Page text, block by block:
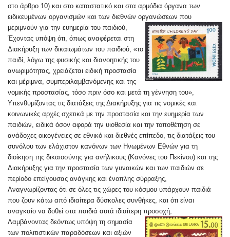
στο άρθρο 10) και στο καταστατικό και στα αρμόδια όργανα των
ειδικευμένων οργανισμών και των διεθνών οργανώσεων που
μεριμνούν για την ευημερία του παιδιού,
Έχοντας υπόψη ότι, όπως αναφέρεται στη
Διακήρυξη των δικαιωμάτων του παιδιού, «το
παιδί, λόγω της φυσικής και διανοητικής του
ανωριμότητας, χρειάζεται ειδική προστασία
και μέριμνα, συμπεριλαμβανόμενης και της
νομικής προστασίας, τόσο πριν όσο και μετά τη γέννηση του»,
Υπενθυμίζοντας τις διατάξεις της Διακήρυξης για τις νομικές και
κοινωνικές αρχές σχετικά με την προστασία και την ευημερία των
παιδιών, ειδικά όσον αφορά την υιοθεσία και την τοποθέτηση σε
ανάδοχες οικογένειες σε εθνικό και διεθνές επίπεδο, τις διατάξεις του
συνόλου των ελάχιστον κανόνων των Ηνωμένων Εθνών για τη
διοίκηση της δικαιοσύνης για ανήλικους (Κανόνες του Πεκίνου) και της
Διακήρυξης για την προστασία των γυναικών και των παιδιών σε
περίοδο επείγουσας ανάγκης και ένοπλης σύρραξης,
Αναγνωρίζοντας ότι σε όλες τις χώρες του κόσμου υπάρχουν παιδιά
που ζουν κάτω από ιδιαίτερα δύσκολες συνθήκες, και ότι είναι
αναγκαίο να δοθεί στα παιδιά αυτά ιδιαίτερη προσοχή,
Λαμβάνοντας δεόντως υπόψη τη σημασία
των πολιτιστικών παραδόσεων και αξιών